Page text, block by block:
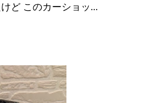
ど このカーショッ...